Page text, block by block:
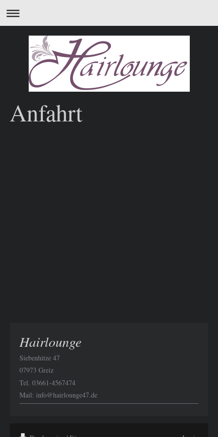
Anfahrt
Hairlounge
Siebenhitze 47
07973 Greiz
Tel. 03661-4567474
Mail: info@hairlounge47.de